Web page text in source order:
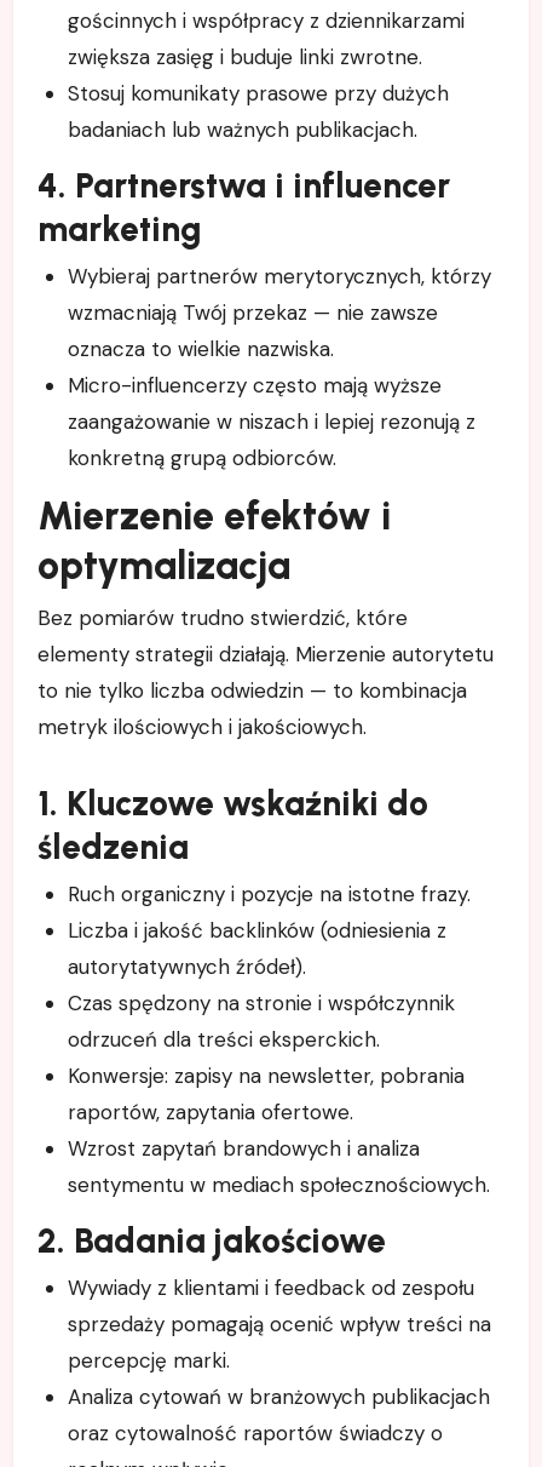
gościnnych i współpracy z dziennikarzami
zwiększa zasięg i buduje linki zwrotne.
Stosuj komunikaty prasowe przy dużych
badaniach lub ważnych publikacjach.
4. Partnerstwa i influencer
marketing
Wybieraj partnerów merytorycznych, którzy
wzmacniają Twój przekaz — nie zawsze
oznacza to wielkie nazwiska.
Micro-influencerzy często mają wyższe
zaangażowanie w niszach i lepiej rezonują z
konkretną grupą odbiorców.
Mierzenie efektów i
optymalizacja
Bez pomiarów trudno stwierdzić, które
elementy strategii działają. Mierzenie autorytetu
to nie tylko liczba odwiedzin — to kombinacja
metryk ilościowych i jakościowych.
1. Kluczowe wskaźniki do
śledzenia
Ruch organiczny i pozycje na istotne frazy.
Liczba i jakość backlinków (odniesienia z
autorytatywnych źródeł).
Czas spędzony na stronie i współczynnik
odrzuceń dla treści eksperckich.
Konwersje: zapisy na newsletter, pobrania
raportów, zapytania ofertowe.
Wzrost zapytań brandowych i analiza
sentymentu w mediach społecznościowych.
2. Badania jakościowe
Wywiady z klientami i feedback od zespołu
sprzedaży pomagają ocenić wpływ treści na
percepcję marki.
Analiza cytowań w branżowych publikacjach
oraz cytowalność raportów świadczy o